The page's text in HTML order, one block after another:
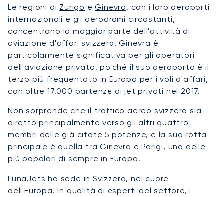
Le regioni di Zurigo eGinevra, con i loro aeroporti
internazionali e gli aerodromi circostanti,
concentrano la maggior parte dell'attività di
aviazione d'affari svizzera. Ginevra è
particolarmente significativa per gli operatori
dell'aviazione privata, poiché il suo aeroporto è il
terzo più frequentato in Europa per i voli d'affari,
con oltre 17.000 partenze di jet privati nel 2017.
Non sorprende che il traffico aereo svizzero sia
diretto principalmente verso gli altri quattro
membri delle già citate 5 potenze, e la sua rotta
principale è quella tra Ginevra e Parigi, una delle
più popolari di sempre in Europa.
LunaJets ha sede in Svizzera, nel cuore
dell'Europa. In qualità di esperti del settore, i